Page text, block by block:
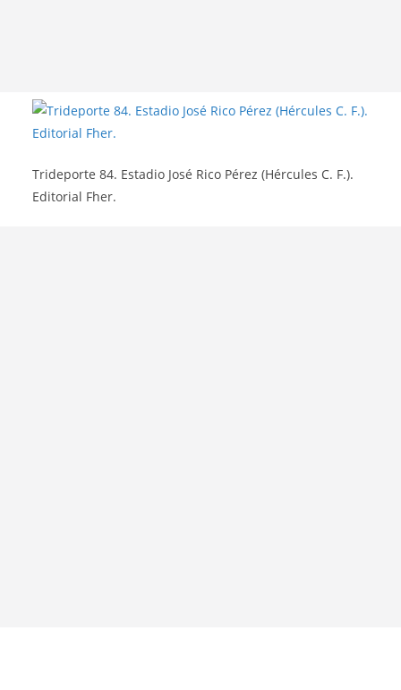
Trideporte 84. Estadio José Rico Pérez (Hércules C. F.).
Editorial Fher.